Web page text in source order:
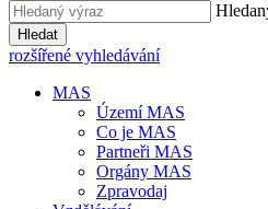
Hledat
rozšířené vyhledávání
MAS
Území MAS
Co je MAS
Partneři MAS
Orgány MAS
Zpravodaj